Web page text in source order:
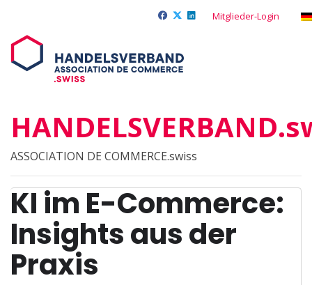
Mitglieder-Login
ASSOCIATION DE COMMERCE.swiss
KI im E-Commerce:
Insights aus der
Praxis